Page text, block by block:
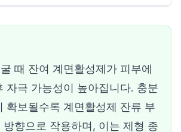
때 잔여 계면활성제가 피부에
자극 가능성이 높아집니다. 충분
확보될수록 계면활성제 잔류 부
방향으로 작용하며, 이는 제형 종